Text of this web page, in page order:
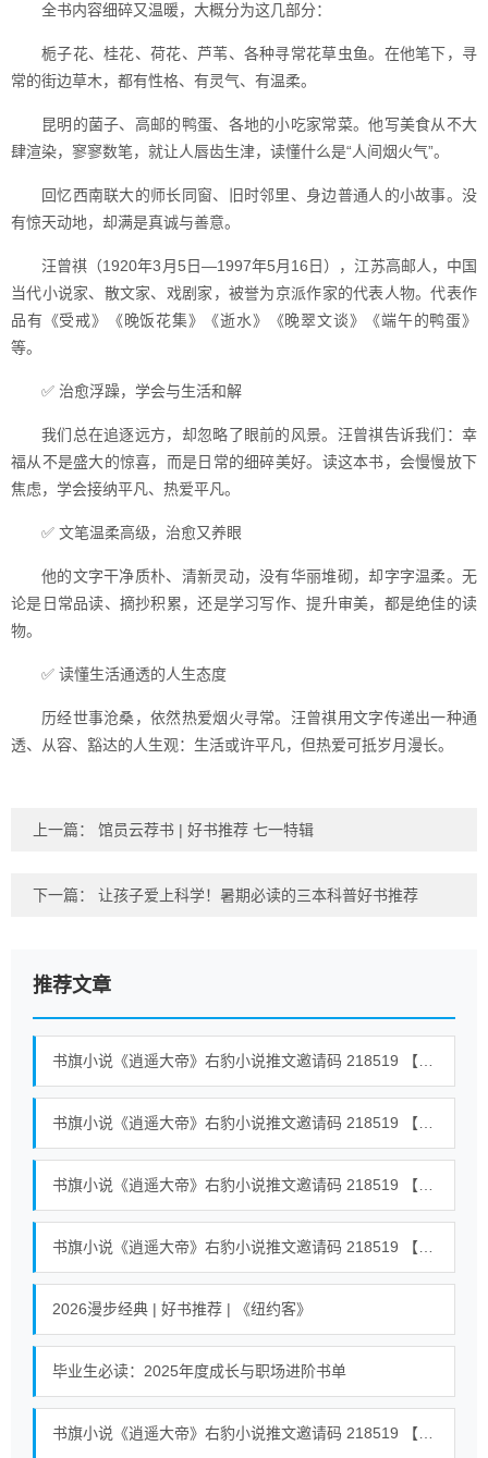
全书内容细碎又温暖，大概分为这几部分：
栀子花、桂花、荷花、芦苇、各种寻常花草虫鱼。在他笔下，寻
常的街边草木，都有性格、有灵气、有温柔。
昆明的菌子、高邮的鸭蛋、各地的小吃家常菜。他写美食从不大
肆渲染，寥寥数笔，就让人唇齿生津，读懂什么是“人间烟火气”。
回忆西南联大的师长同窗、旧时邻里、身边普通人的小故事。没
有惊天动地，却满是真诚与善意。
汪曾祺（1920年3月5日—1997年5月16日），江苏高邮人，中国
当代小说家、散文家、戏剧家，被誉为京派作家的代表人物。代表作
品有《受戒》《晚饭花集》《逝水》《晚翠文谈》《端午的鸭蛋》
等。
✅ 治愈浮躁，学会与生活和解
我们总在追逐远方，却忽略了眼前的风景。汪曾祺告诉我们：幸
福从不是盛大的惊喜，而是日常的细碎美好。读这本书，会慢慢放下
焦虑，学会接纳平凡、热爱平凡。
✅ 文笔温柔高级，治愈又养眼
他的文字干净质朴、清新灵动，没有华丽堆砌，却字字温柔。无
论是日常品读、摘抄积累，还是学习写作、提升审美，都是绝佳的读
物。
✅ 读懂生活通透的人生态度
历经世事沧桑，依然热爱烟火寻常。汪曾祺用文字传递出一种通
透、从容、豁达的人生观：生活或许平凡，但热爱可抵岁月漫长。
上一篇： 馆员云荐书 | 好书推荐 七一特辑
下一篇： 让孩子爱上科学！暑期必读的三本科普好书推荐
推荐文章
2026漫步经典 | 好书推荐 | 《纽约客》
毕业生必读：2025年度成长与职场进阶书单